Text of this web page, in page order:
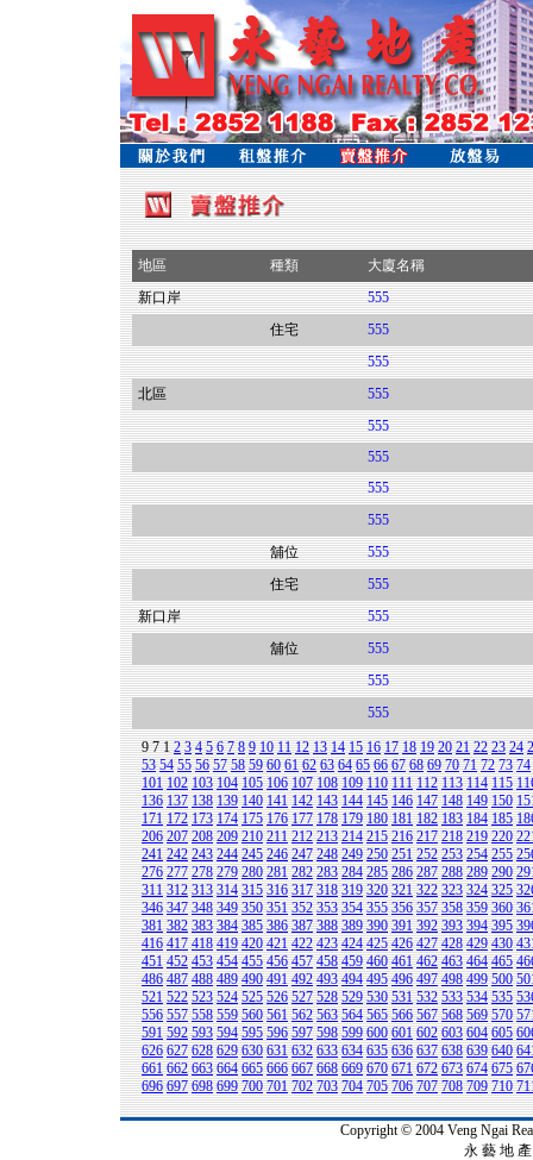
地區 種類
大廈名稱
新口岸
555
住宅
555
555
北區
555
555
555
555
555
舖位
555
住宅
555
新口岸
555
舖位
555
555
555
9 712 3 4 5 6 7 8 9 10 11 12 13 14 15 16 17 18 19 20 21 22 23 24
53 54 55 56 57 58 59 60 61 62 63 64 65 66 67 68 69 70 71 72 73 74
101 102 103 104 105 106 107 108 109 110 111 112 113 114 115
136 137 138 139 140 141 142 143 144 145 146 147 148 149 150
171 172 173 174 175 176 177 178 179 180 181 182 183 184 185
206 207 208 209 210 211 212 213 214 215 216 217 218 219 220
241 242 243 244 245 246 247 248 249 250 251 252 253 254 255
276 277 278 279 280 281 282 283 284 285 286 287 288 289 290
311 312 313 314 315 316 317 318 319 320 321 322 323 324 325
346 347 348 349 350 351 352 353 354 355 356 357 358 359 360
381 382 383 384 385 386 387 388 389 390 391 392 393 394 395
416 417 418 419 420 421 422 423 424 425 426 427 428 429 430
451 452 453 454 455 456 457 458 459 460 461 462 463 464 465
486 487 488 489 490 491 492 493 494 495 496 497 498 499 500
521 522 523 524 525 526 527 528 529 530 531 532 533 534 535
556 557 558 559 560 561 562 563 564 565 566 567 568 569 570
591 592 593 594 595 596 597 598 599 600 601 602 603 604 605
626 627 628 629 630 631 632 633 634 635 636 637 638 639 640
661 662 663 664 665 666 667 668 669 670 671 672 673 674 675
696 697 698 699 700 701 702 703 704 705 706 707 708 709 710
Copyright © 2004 Veng Ngai
永 藝 地